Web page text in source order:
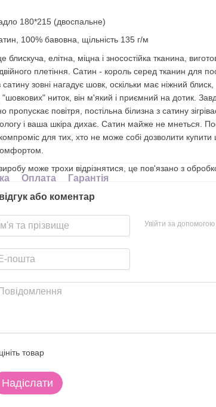
180*215 (двоспальне)
100% бавовна, щільність 135 г/м
блискуча, елітна, міцна і зносостійка тканина,
плетіння. Сатин - король серед тканин для
сатину зовні нагадує шовк, оскільки має ніжний
"шовкових" ниток, він м'який і приємний на дотик.
пропускає повітря, постільна білизна з сатину
і ваша шкіра дихає. Сатин майже не мнеться.
для тих, хто не може собі дозволити
виробу може трохи відрізнятися, це пов'язано з
Оплата
Гарантія
або коментар
Увійти за допомогою
товар
Надіслати